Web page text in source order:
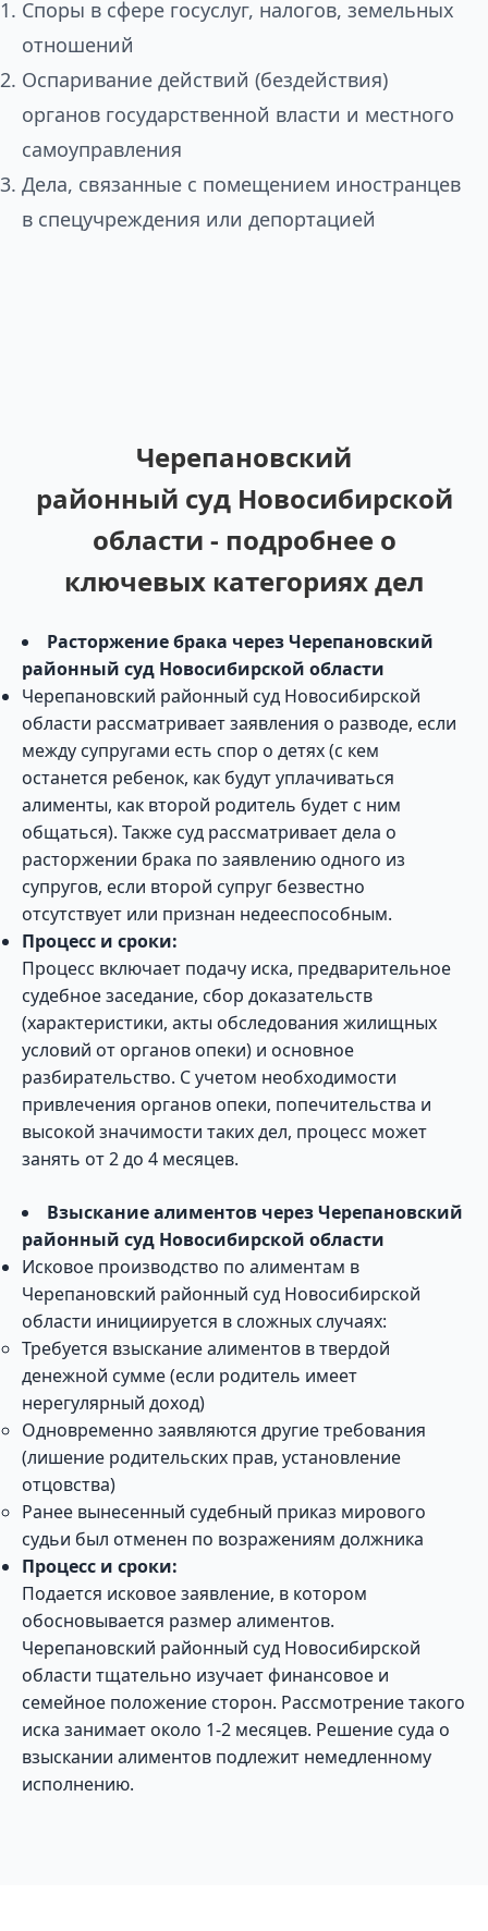
Споры в сфере госуслуг, налогов, земельных
отношений
Оспаривание действий (бездействия)
органов государственной власти и местного
самоуправления
Дела, связанные с помещением иностранцев
в спецучреждения или депортацией
Черепановский
районный суд Новосибирской
области - подробнее о
ключевых категориях дел
Расторжение брака через Черепановский
районный суд Новосибирской области
Черепановский районный суд Новосибирской
области рассматривает заявления о разводе, если
между супругами есть спор о детях (с кем
останется ребенок, как будут уплачиваться
алименты, как второй родитель будет с ним
общаться). Также суд рассматривает дела о
расторжении брака по заявлению одного из
супругов, если второй супруг безвестно
отсутствует или признан недееспособным.
Процесс и сроки:
Процесс включает подачу иска, предварительное
судебное заседание, сбор доказательств
(характеристики, акты обследования жилищных
условий от органов опеки) и основное
разбирательство. С учетом необходимости
привлечения органов опеки, попечительства и
высокой значимости таких дел, процесс может
занять от 2 до 4 месяцев.
Взыскание алиментов через Черепановский
районный суд Новосибирской области
Исковое производство по алиментам в
Черепановский районный суд Новосибирской
области инициируется в сложных случаях:
Требуется взыскание алиментов в твердой
денежной сумме (если родитель имеет
нерегулярный доход)
Одновременно заявляются другие требования
(лишение родительских прав, установление
отцовства)
Ранее вынесенный судебный приказ мирового
судьи был отменен по возражениям должника
Процесс и сроки:
Подается исковое заявление, в котором
обосновывается размер алиментов.
Черепановский районный суд Новосибирской
области тщательно изучает финансовое и
семейное положение сторон. Рассмотрение такого
иска занимает около 1-2 месяцев. Решение суда о
взыскании алиментов подлежит немедленному
исполнению.